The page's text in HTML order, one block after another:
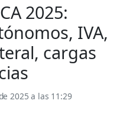
2025:
IVA,
cargas
2025 a las 11:29